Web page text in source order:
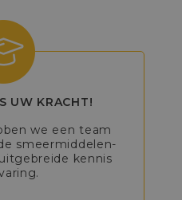
UW KRACHT!
we een team
smeermiddelen-
kennis